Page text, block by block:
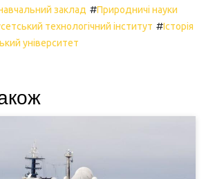
заклад #Природничі науки
технологічний інститут #Історія
університет